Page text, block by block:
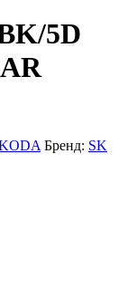
5D
Бренд: SK